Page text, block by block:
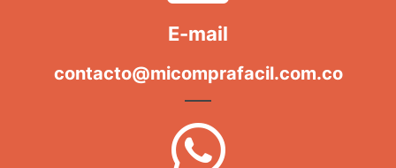
E-mail
contacto@micomprafacil.com.co